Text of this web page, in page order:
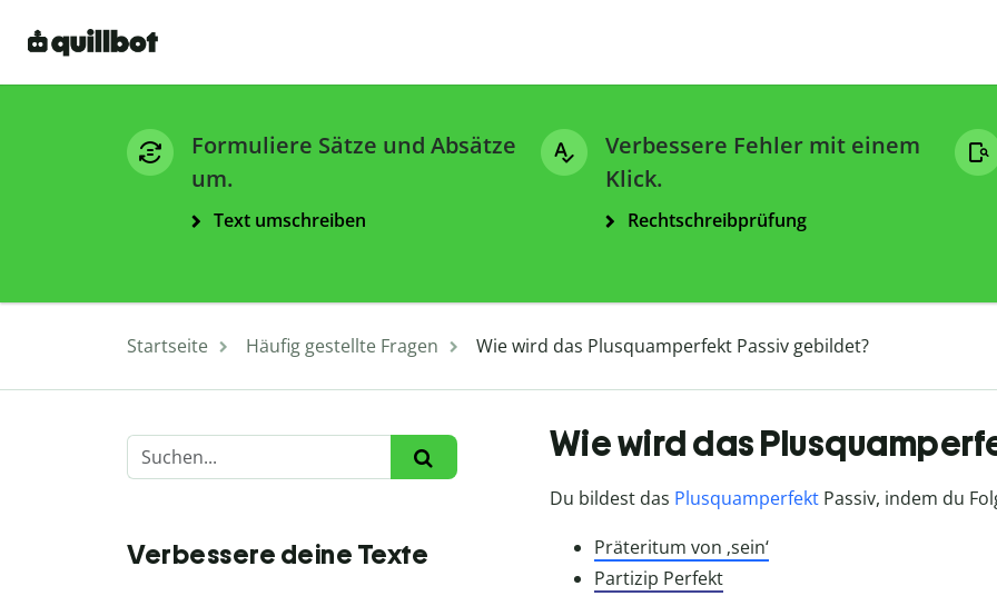
Formuliere Sätze und Absätze
um.
Text umschreiben
Verbessere Fehler mit einem
Klick.
Rechtschreibprüfung
Startseite Häufig gestellte Fragen Wie wird das Plusquamperfekt Passiv gebildet?
Verbessere deine Texte
Wie wird das
Du bildest das PlusquamperfektPassiv, indem du
Präteritum von ‚sein‘
Partizip Perfekt